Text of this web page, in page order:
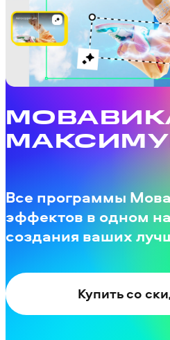
Все программы
эффектов в одном
создания ваших
Купить со